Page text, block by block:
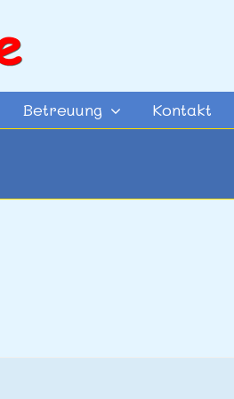
Betreuung Kontakt